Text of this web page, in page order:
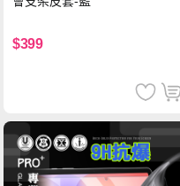
$399